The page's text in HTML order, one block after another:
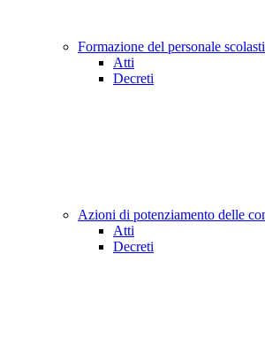
Formazione del personale
Atti
Decreti
Azioni di potenziamento delle
Atti
Decreti